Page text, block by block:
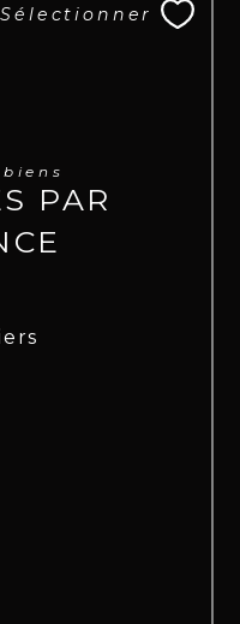
Sélectionner
biens
PAR